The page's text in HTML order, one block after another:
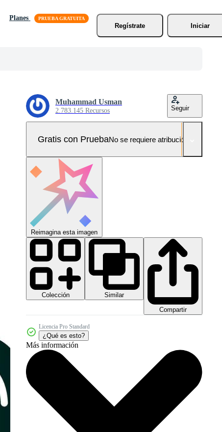
Planes
Regístrate
Iniciar
Muhammad Usman
2.783.145 Recursos Seguir
Gratis con PruebaNo se requiere atribución!
Reimagina esta imagen
Colección
Similar
Compartir
Licencia Pro Standard
¿Qué es esto?
Más información